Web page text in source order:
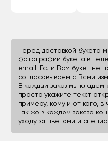
Перед доставкой букета
фотографии букета в
email. Если Вам букет не
согласовываем с Вами
В каждый заказ мы
просто укажите текст
примеру, кому и от кого, в
Так же в каждом заказе
уходу за цветами и